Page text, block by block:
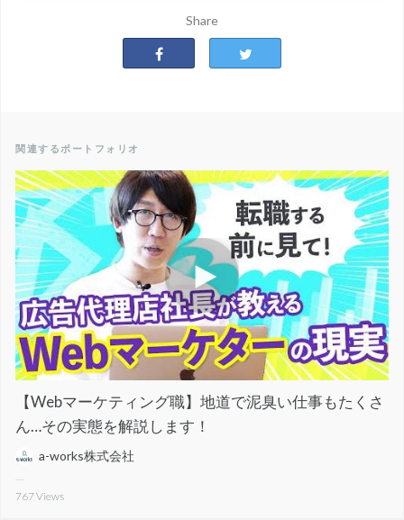
Share
関連するポートフォリオ
【Webマーケティング職】地道で泥臭い仕事もたくさ
ん…その実態を解説します！
a-works株式会社
767Views